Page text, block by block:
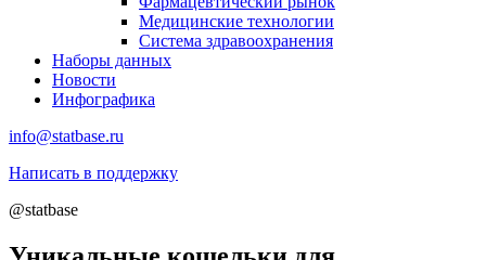
Медицинские технологии
Система здравоохранения
Наборы данных
Новости
Инфографика
info@statbase.ru
Написать в поддержку
@statbase